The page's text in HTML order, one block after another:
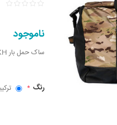
ناموجود
ساک حمل بار ORDOKH
رنگ *